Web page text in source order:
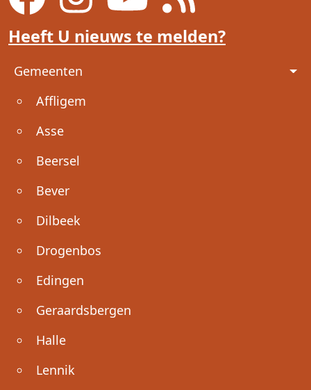
Heeft U nieuws te melden?
Voet
Gemeenten
Affligem
Asse
Beersel
Bever
Dilbeek
Drogenbos
Edingen
Geraardsbergen
Halle
Lennik